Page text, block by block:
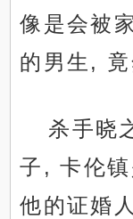
像是会被
的男生, 竟
杀手晓
子, 卡伦
他的证婚